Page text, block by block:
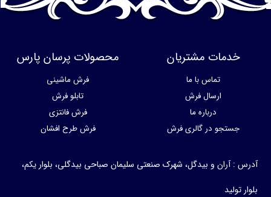
خدمات مشتریان
تماس با ما
ارسال فرش
جستجو در گالری فرش
محصولات پرسان پارس
فرش ماشینی
فرش فانتزی
فرش طرح افشان
آران و بیدگل، شهرک صنعتی سلیمان صباحی بیدگلی، بلوار یکم،